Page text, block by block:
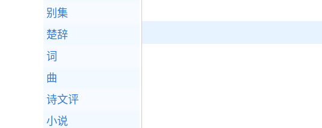
别集
楚辞
词
曲
诗文评
小说